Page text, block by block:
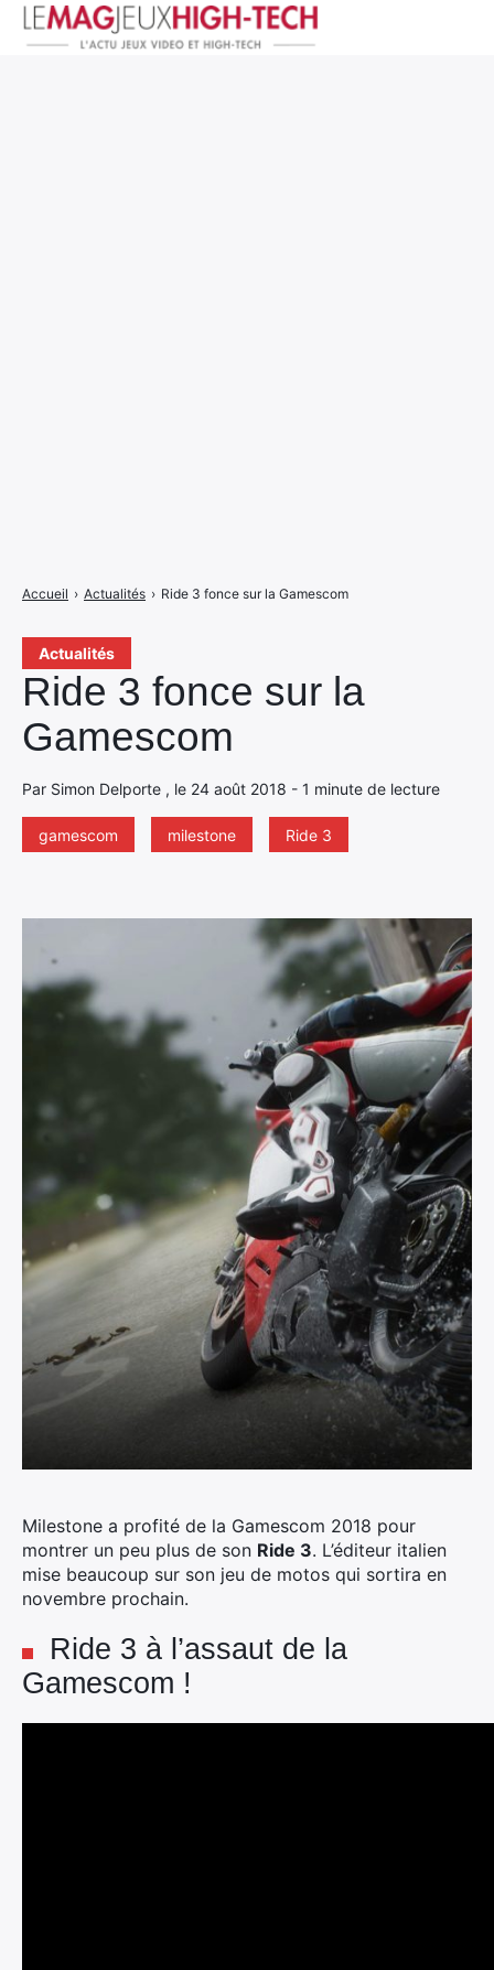
Actualités
Ride 3 fonce sur la
Gamescom
Par Simon Delporte , le 24 août 2018 - 1 minute de lecture
gamescom milestone Ride 3
Accueil › Actualités › Ride 3 fonce sur la Gamescom
Milestone a profité de la Gamescom 2018 pour
montrer un peu plus de son Ride 3. L’éditeur italien
mise beaucoup sur son jeu de motos qui sortira en
novembre prochain.
Ride 3 à l’assaut de la
Gamescom !